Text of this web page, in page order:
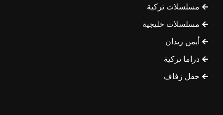
مسلسلات تركية
مسلسلات خليجية
أيمن زيدان
دراما تركية
حفل زفاف